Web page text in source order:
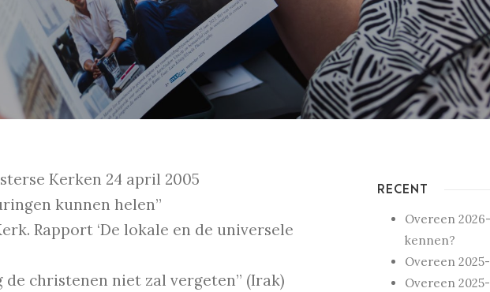
Kerken 24 april 2005
kunnen helen”
Rapport ‘De lokale en de universele
christenen niet zal vergeten” (Irak)
RECENT
Overeen
kennen?
Overeen
Overeen